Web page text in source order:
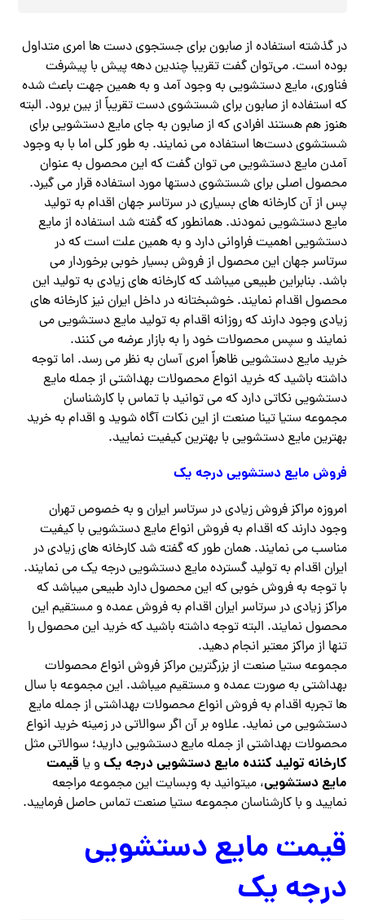
در گذشته استفاده از صابون برای جستجوی دست ها امری متداول
بوده است. می‌توان گفت تقریبا چندین دهه پیش با پیشرفت
فناوری، مایع دستشویی به وجود آمد و به همین جهت باعث شده
که استفاده از صابون برای شستشوی دست تقریباً از بین برود. البته
هنوز هم هستند افرادی که از صابون به جای مایع دستشویی برای
شستشوی دست‌ها استفاده می نمایند. به طور کلی اما با به وجود
آمدن مایع دستشویی می توان گفت که این محصول به عنوان
محصول اصلی برای شستشوی دستها مورد استفاده قرار می گیرد.
پس از آن کارخانه های بسیاری در سرتاسر جهان اقدام به تولید
مایع دستشویی نمودند. همانطور که گفته شد استفاده از مایع
دستشویی اهمیت فراوانی دارد و به همین علت است که در
سرتاسر جهان این محصول از فروش بسیار خوبی برخوردار می
باشد. بنابراین طبیعی میباشد که کارخانه های زیادی به تولید این
محصول اقدام نمایند. خوشبختانه در داخل ایران نیز کارخانه های
زیادی وجود دارند که روزانه اقدام به تولید مایع دستشویی می
نمایند و سپس محصولات خود را به بازار عرضه می کنند.
خرید مایع دستشویی ظاهراً امری آسان به نظر می رسد. اما توجه
داشته باشید که خرید انواع محصولات بهداشتی از جمله مایع
دستشویی نکاتی دارد که می توانید با تماس با کارشناسان
مجموعه ستیا تینا صنعت از این نکات آگاه شوید و اقدام به خرید
بهترین مایع دستشویی با بهترین کیفیت نمایید.
فروش مایع دستشویی درجه یک
امروزه مراکز فروش زیادی در سرتاسر ایران و به خصوص تهران
وجود دارند که اقدام به فروش انواع مایع دستشویی با کیفیت
مناسب می نمایند. همان طور که گفته شد کارخانه های زیادی در
ایران اقدام به تولید گسترده مایع دستشویی درجه یک می نمایند.
با توجه به فروش خوبی که این محصول دارد طبیعی میباشد که
مراکز زیادی در سرتاسر ایران اقدام به فروش عمده و مستقیم این
محصول نمایند. البته توجه داشته باشید که خرید این محصول را
تنها از مراکز معتبر انجام دهید.
مجموعه ستیا صنعت از بزرگترین مراکز فروش انواع محصولات
بهداشتی به صورت عمده و مستقیم میباشد. این مجموعه با سال
ها تجربه اقدام به فروش انواع محصولات بهداشتی از جمله مایع
دستشویی می نماید. علاوه بر آن اگر سوالاتی در زمینه خرید انواع
محصولات بهداشتی از جمله مایع دستشویی دارید؛ سوالاتی مثل
کارخانه تولید کننده مایع دستشویی درجه یک و یا قیمت
مایع دستشویی، میتوانید به وبسایت این مجموعه مراجعه
نمایید و با کارشناسان مجموعه ستیا صنعت تماس حاصل فرمایید.
قیمت مایع دستشویی
درجه یک